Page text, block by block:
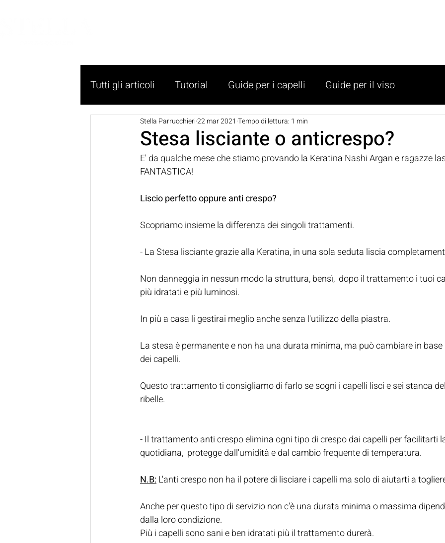
Tutti gli articoli Tutorial Guide per i capelli Guide per il viso
Stesa lisciante o anticrespo?
Stella Parrucchieri22 mar 2021 Tempo di lettura: 1 min
E' da qualche mese che stiamo provando la Keratina Nashi Argan e ragazze
FANTASTICA!
Liscio perfetto oppure anti crespo?
Scopriamo insieme la differenza dei singoli trattamenti.
- La Stesa lisciante grazie alla Keratina, in una sola seduta liscia
Non danneggia in nessun modo la struttura, bensì,  dopo il trattamento i tuoi
più idratati e più luminosi.
In più a casa li gestirai meglio anche senza l'utilizzo della piastra.
La stesa è permanente e non ha una durata minima, ma può cambiare in
dei capelli.
Questo trattamento ti consigliamo di farlo se sogni i capelli lisci e sei stanca
ribelle.
- Il trattamento anti crespo elimina ogni tipo di crespo dai capelli per facilitarti
quotidiana,  protegge dall'umidità e dal cambio frequente di temperatura.
N.B: L'anti crespo non ha il potere di lisciare i capelli ma solo di aiutarti a
Anche per questo tipo di servizio non c'è una durata minima o massima
dalla loro condizione.
Più i capelli sono sani e ben idratati più il trattamento durerà.